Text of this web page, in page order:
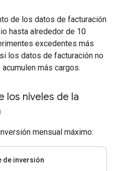
de los datos de facturación
hasta alrededor de 10
excedentes más
los datos de facturación no
más cargos.
los niveles de la
mensual máximo:
de inversión